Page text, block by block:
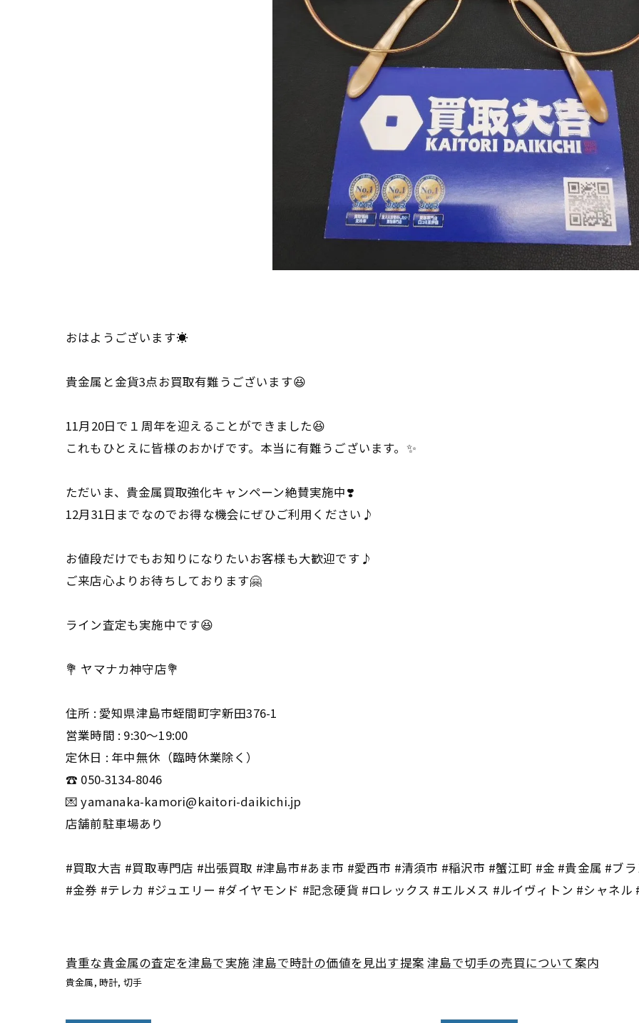
おはようございます☀
貴金属と金貨3点お買取有難うございます😆
11月20日で１周年を迎えることができました😆
これもひとえに皆様のおかげです。本当に有難うございます。✨
ただいま、貴金属買取強化キャンペーン絶賛実施中❣️
12月31日までなのでお得な機会にぜひご利用ください♪
お値段だけでもお知りになりたいお客様も大歓迎です♪
ご来店心よりお待ちしております🤗
ライン査定も実施中です😆
💐 ヤマナカ神守店💐
住所 : 愛知県津島市蛭間町字新田376-1
営業時間 : 9:30〜19:00
定休日 : 年中無休（臨時休業除く）
☎️ 050-3134-8046
💌 yamanaka-kamori@kaitori-daikichi.jp
店舗前駐車場あり
#買取大吉 #買取専門店 #出張買取 #津島市#あま市 #愛西市 #清須市 #稲沢市 #蟹江町 #金 #貴金属 #ブ
#金券 #テレカ #ジュエリー #ダイヤモンド #記念硬貨 #ロレックス #エルメス #ルイヴィトン #シャネル
貴重な貴金属の査定を津島で実施 津島で時計の価値を見出す提案 津島で切手の売買について案内
貴金属 時計 切手